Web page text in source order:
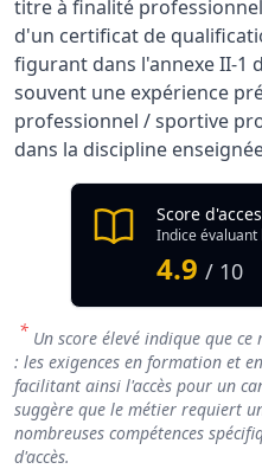
titre à finalité
d'un certificat de
figurant dans l'annexe II-1
souvent une expérience
professionnel / sportive
dans la discipline
Score
Indice évaluant
4.9 / 10
* Un score élevé indique que
: les exigences en formation et
facilitant ainsi l'accès pour un
suggère que le métier requiert
nombreuses compétences
d'accès.